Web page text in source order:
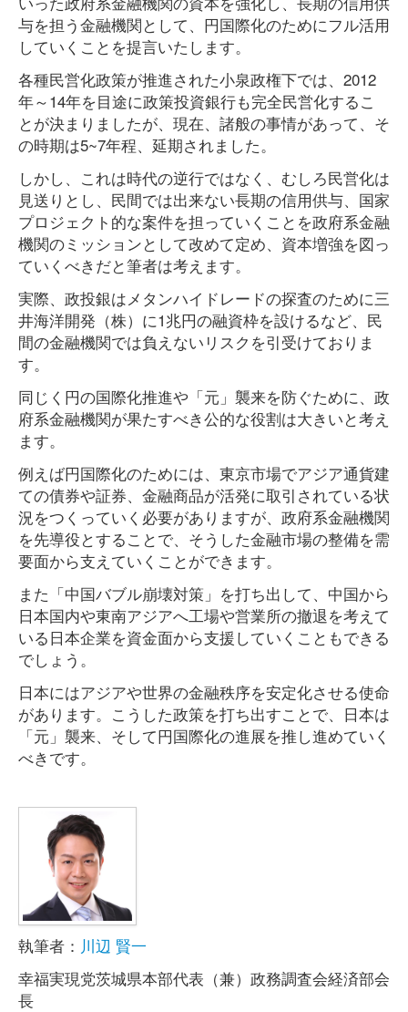
与を担う金融機関として、円国際化のためにフル活用
していくことを提言いたします。
各種民営化政策が推進された小泉政権下では、2012
年～14年を目途に政策投資銀行も完全民営化するこ
とが決まりましたが、現在、諸般の事情があって、そ
の時期は5~7年程、延期されました。
しかし、これは時代の逆行ではなく、むしろ民営化は
見送りとし、民間では出来ない長期の信用供与、国家
プロジェクト的な案件を担っていくことを政府系金融
機関のミッションとして改めて定め、資本増強を図っ
ていくべきだと筆者は考えます。
実際、政投銀はメタンハイドレードの探査のために三
井海洋開発（株）に1兆円の融資枠を設けるなど、民
間の金融機関では負えないリスクを引受けておりま
す。
同じく円の国際化推進や「元」襲来を防ぐために、政
府系金融機関が果たすべき公的な役割は大きいと考え
ます。
例えば円国際化のためには、東京市場でアジア通貨建
ての債券や証券、金融商品が活発に取引されている状
況をつくっていく必要がありますが、政府系金融機関
を先導役とすることで、そうした金融市場の整備を需
要面から支えていくことができます。
また「中国バブル崩壊対策」を打ち出して、中国から
日本国内や東南アジアへ工場や営業所の撤退を考えて
いる日本企業を資金面から支援していくこともできる
でしょう。
日本にはアジアや世界の金融秩序を安定化させる使命
があります。こうした政策を打ち出すことで、日本は
「元」襲来、そして円国際化の進展を推し進めていく
べきです。
執筆者： 川辺 賢一
幸福実現党茨城県本部代表（兼）政務調査会経済部会
長